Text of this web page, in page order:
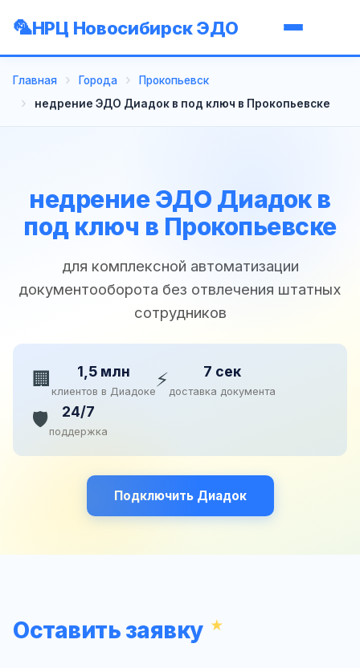
НРЦ Новосибирск ЭДО
Главная Города
Прокопьевск
недрение ЭДО Диадок в под ключ в Прокопьевске
недрение ЭДО Диадок в
под ключ в Прокопьевске
для комплексной автоматизации
документооборота без отвлечения штатных
сотрудников
🏢 1,5 млн
клиентов в Диадоке⚡ 7 сек
доставка документа
🛡️ 24/7
поддержка
Подключить Диадок
Оставить заявку